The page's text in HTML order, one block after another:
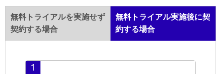
無料トライアルを実施せず
契約する場合
無料トライアル実施後に契
約する場合
1